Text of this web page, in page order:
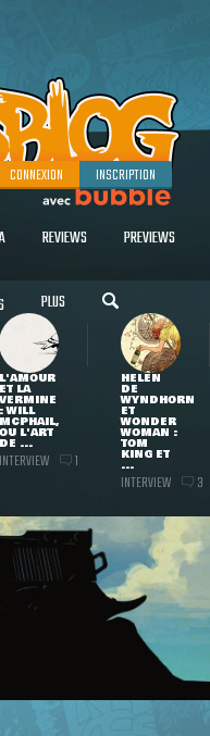
CONNEXION INSCRIPTION
REVIEWS PREVIEWS
PLUS
L'AMOUR
ET LA
VERMINE
: WILL
MCPHAIL,
OU L'ART
DE ...
INTERVIEW 1
HELEN
DE
WYNDHORN
ET
WONDER
WOMAN :
TOM
KING ET
...
INTERVIEW 3